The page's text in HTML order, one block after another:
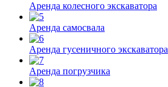
Аренда колесного экскаватора
Аренда самосвала
Аренда гусеничного экскаватора
Аренда погрузчика